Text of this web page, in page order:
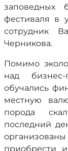
заповедных
фестиваля в
сотрудник
Черникова.
Помимо
над
обучались
местную
порода
последний
приобрести